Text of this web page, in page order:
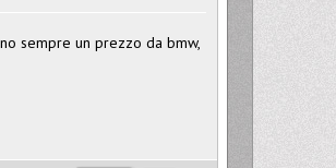
sempre un prezzo da bmw,